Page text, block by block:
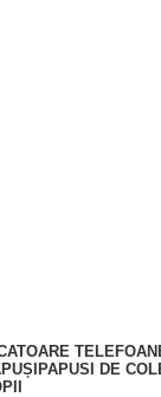
PAPUSI DE